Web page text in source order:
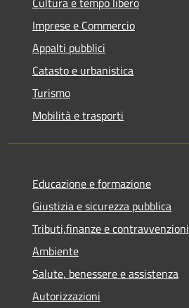
Imprese e Commercio
Appalti pubblici
Catasto e urbanistica
Turismo
Mobilità e trasporti
Educazione e formazione
Giustizia e sicurezza pubblica
Tributi,finanze e contravvenzioni
Ambiente
Salute, benessere e assistenza
Autorizzazioni